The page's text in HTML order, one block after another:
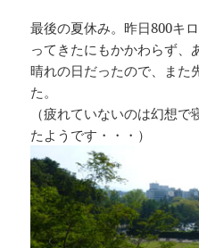
最後の夏休み。昨日800キ
ってきたにもかかわらず、
晴れの日だったので、また
た。
（疲れていないのは幻想
たようです・・・）